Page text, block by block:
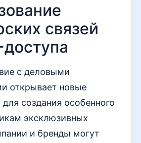
связей
с деловыми
открывает новые
создания особенного
эксклюзивных
и бренды могут